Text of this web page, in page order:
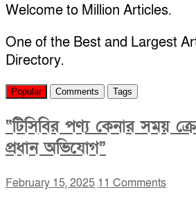
Welcome to Million Articles.
One of the Best and Largest
Directory.
Popular Comments Tags
“টিসিবির পণ্য কেনার সময়
প্রধান অভিযোগ”
February 15, 2025 11 Comments